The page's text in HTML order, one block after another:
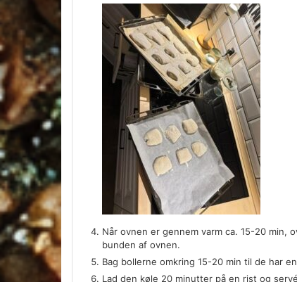
Når ovnen er gennem varm ca. 15-20 min,
bunden af ovnen.
Bag bollerne omkring 15-20 min til de har
Lad den køle 20 minutter på en rist og